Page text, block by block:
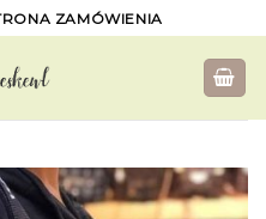
ZAMÓWIENIA